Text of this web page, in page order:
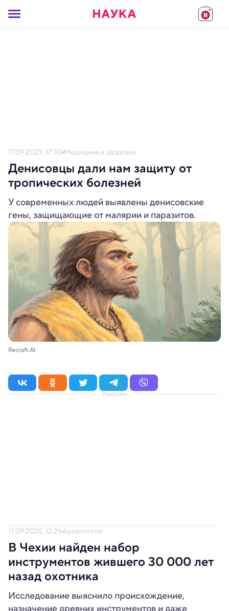
17.09.2025, 17:30 Медицина и здоровье
Денисовцы дали нам защиту от
тропических болезней
У современных людей выявлены денисовские
гены, защищающие от малярии и паразитов.
Recraft.AI
Реклама
17.09.2025, 12:21 Археология
В Чехии найден набор
инструментов жившего 30 000 лет
назад охотника
Исследование выяснило происхождение,